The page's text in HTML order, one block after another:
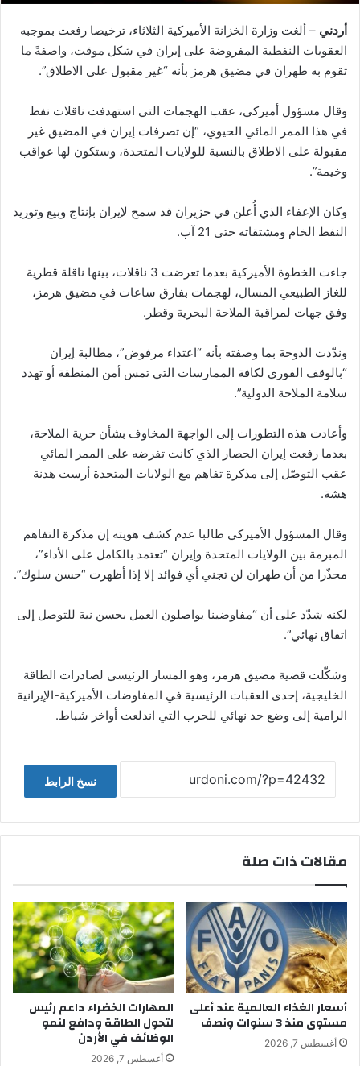
أردني – ألغت وزارة الخزانة الأميركية الثلاثاء، ترخيصا رفعت بموجبه
العقوبات النفطية المفروضة على إيران في شكل موقت، واصفةً ما
تقوم به طهران في مضيق هرمز بأنه “غير مقبول على الاطلاق”.
وقال مسؤول أميركي، عقب الهجمات التي استهدفت ناقلات نفط
في هذا الممر المائي الحيوي، “إن تصرفات إيران في المضيق غير
مقبولة على الاطلاق بالنسبة للولايات المتحدة، وستكون لها عواقب
وخيمة”.
وكان الإعفاء الذي أُعلن في حزيران قد سمح لإيران بإنتاج وبيع وتوريد
النفط الخام ومشتقاته حتى 21 آب.
جاءت الخطوة الأميركية بعدما تعرضت 3 ناقلات، بينها ناقلة قطرية
للغاز الطبيعي المسال، لهجمات بفارق ساعات في مضيق هرمز،
وفق جهات لمراقبة الملاحة البحرية وقطر.
وندّدت الدوحة بما وصفته بأنه “اعتداء مرفوض”، مطالبة إيران
“بالوقف الفوري لكافة الممارسات التي تمس أمن المنطقة أو تهدد
سلامة الملاحة الدولية”.
وأعادت هذه التطورات إلى الواجهة المخاوف بشأن حرية الملاحة،
بعدما رفعت إيران الحصار الذي كانت تفرضه على الممر المائي
عقب التوصّل إلى مذكرة تفاهم مع الولايات المتحدة أرست هدنة
هشة.
وقال المسؤول الأميركي طالبا عدم كشف هويته إن مذكرة التفاهم
المبرمة بين الولايات المتحدة وإيران “تعتمد بالكامل على الأداء”،
محذّرا من أن طهران لن تجني أي فوائد إلا إذا أظهرت “حسن سلوك”.
لكنه شدّد على أن “مفاوضينا يواصلون العمل بحسن نية للتوصل إلى
اتفاق نهائي”.
وشكّلت قضية مضيق هرمز، وهو المسار الرئيسي لصادرات الطاقة
الخليجية، إحدى العقبات الرئيسية في المفاوضات الأميركية-الإيرانية
الرامية إلى وضع حد نهائي للحرب التي اندلعت أواخر شباط.
نسخ الرابط
مقالات ذات صلة
أسعار الغذاء العالمية عند أعلى
مستوى منذ 3 سنوات ونصف
أغسطس 7, 2026
المهارات الخضراء داعم رئيس
لتحول الطاقة ودافع لنمو
الوظائف في الأردن
أغسطس 7, 2026